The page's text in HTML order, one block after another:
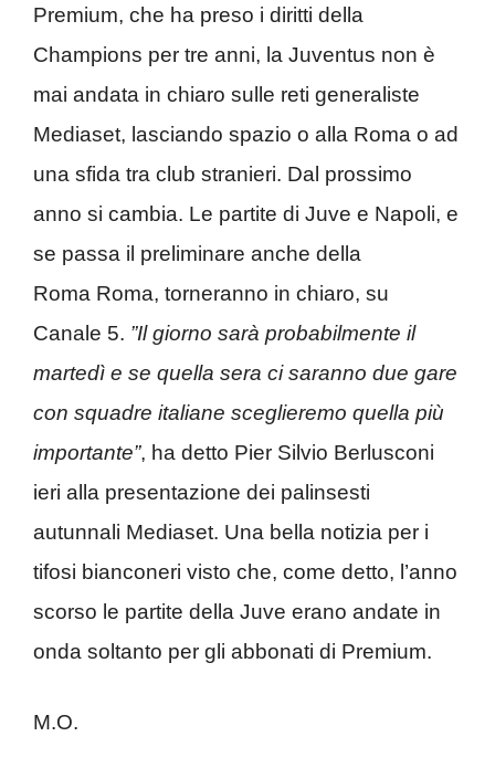
Premium, che ha preso i diritti della
Champions per tre anni, la Juventus non è
mai andata in chiaro sulle reti generaliste
Mediaset, lasciando spazio o alla Roma o ad
una sfida tra club stranieri. Dal prossimo
anno si cambia. Le partite di Juve e Napoli, e
se passa il preliminare anche della
Roma Roma, torneranno in chiaro, su
Canale 5. ”Il giorno sarà probabilmente il
martedì e se quella sera ci saranno due gare
con squadre italiane sceglieremo quella più
importante”, ha detto Pier Silvio Berlusconi
ieri alla presentazione dei palinsesti
autunnali Mediaset. Una bella notizia per i
tifosi bianconeri visto che, come detto, l’anno
scorso le partite della Juve erano andate in
onda soltanto per gli abbonati di Premium.
M.O.